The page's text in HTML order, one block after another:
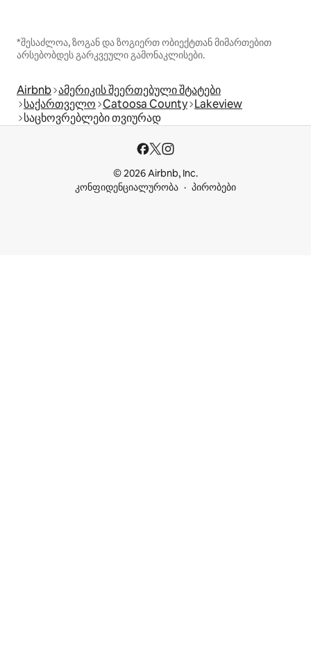
*შესაძლოა, ზოგან და ზოგიერთ ობიექტთან მიმართებით
არსებობდეს გარკვეული გამონაკლისები.
Airbnb ამერიკის შეერთებული შტატები
საქართველო Catoosa County Lakeview
საცხოვრებლები თვიურად
© 2026 Airbnb, Inc.
კონფიდენციალურობა
პირობები